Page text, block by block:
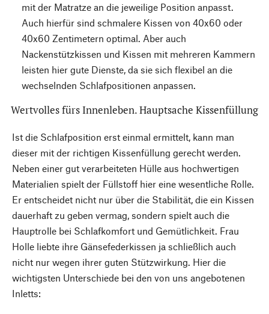
mit der Matratze an die jeweilige Position anpasst.
Auch hierfür sind schmalere Kissen von 40x60 oder
40x60 Zentimetern optimal. Aber auch
Nackenstützkissen und Kissen mit mehreren Kammern
leisten hier gute Dienste, da sie sich flexibel an die
wechselnden Schlafpositionen anpassen.
Wertvolles fürs Innenleben. Hauptsache Kissenfüllung
Ist die Schlafposition erst einmal ermittelt, kann man
dieser mit der richtigen Kissenfüllung gerecht werden.
Neben einer gut verarbeiteten Hülle aus hochwertigen
Materialien spielt der Füllstoff hier eine wesentliche Rolle.
Er entscheidet nicht nur über die Stabilität, die ein Kissen
dauerhaft zu geben vermag, sondern spielt auch die
Hauptrolle bei Schlafkomfort und Gemütlichkeit. Frau
Holle liebte ihre Gänsefederkissen ja schließlich auch
nicht nur wegen ihrer guten Stützwirkung. Hier die
wichtigsten Unterschiede bei den von uns angebotenen
Inletts: